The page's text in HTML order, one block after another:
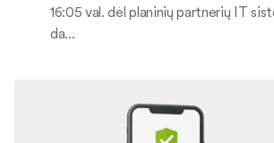
16:05 val. dėl planinių partnerių IT
da...